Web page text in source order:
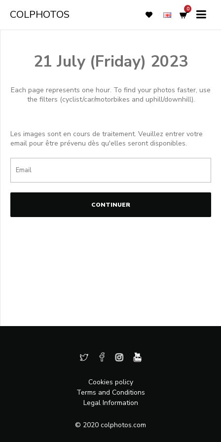
COLPHOTOS 0
21 July (Friday) 2023
Each page represents one hour. To find your photos faster, use
the filters (cyclist/car/motorbikes and uphill/downhill).
Les images sont en cours de traitement. Veuillez entrer votre
email pour être prévenu dès qu'elles seront disponibles.
CONTINUER
Cookies policy
Terms and Conditions
Legal Information
© 2020 colphotos.com